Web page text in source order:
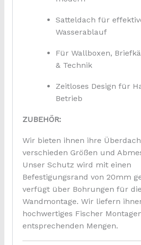
Satteldach für
Wasserablauf
Für Wallboxen,
& Technik
Zeitloses Design für
Betrieb
ZUBEHÖR:
Wir bieten ihnen ihre
verschieden Größen und
Unser Schutz wird mit einen
Befestigungsrand von 20mm
verfügt über Bohrungen für die
Wandmontage. Wir liefern
hochwertiges Fischer
entsprechenden Mengen.